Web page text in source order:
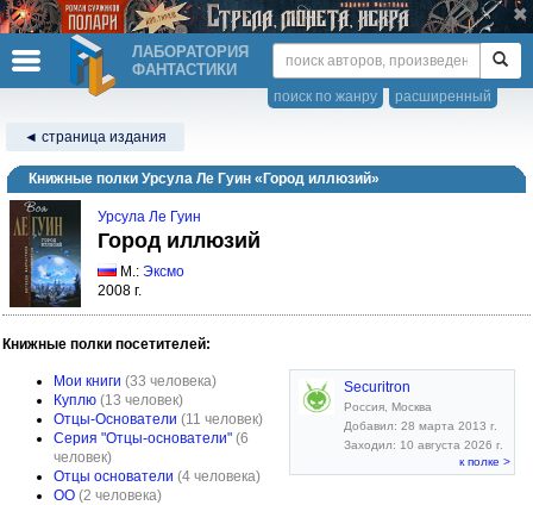
ЛАБОРАТОРИЯ
ФАНТАСТИКИ
расширенный
поиск по жанру
◄ страница издания
Книжные полки Урсула Ле Гуин «Город иллюзий»
Урсула Ле Гуин
Город иллюзий
М.: Эксмо
2008 г.
Книжные полки посетителей:
Мои книги (33 человека)
Куплю (13 человек)
Отцы-Основатели (11 человек)
Серия "Отцы-основатели" (6
человек)
Отцы основатели (4 человека)
ОО (2 человека)
Securitron
Россия, Москва
Добавил: 28 марта 2013 г.
Заходил: 10 августа 2026 г.
к полке >